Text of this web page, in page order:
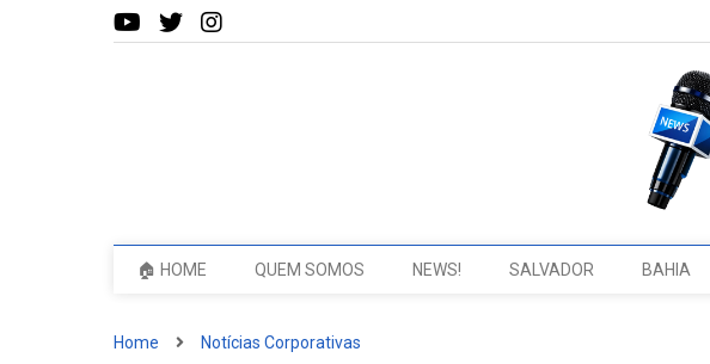
🏠 HOME QUEM SOMOS NEWS! SALVADOR BAHIA
Home Notícias Corporativas